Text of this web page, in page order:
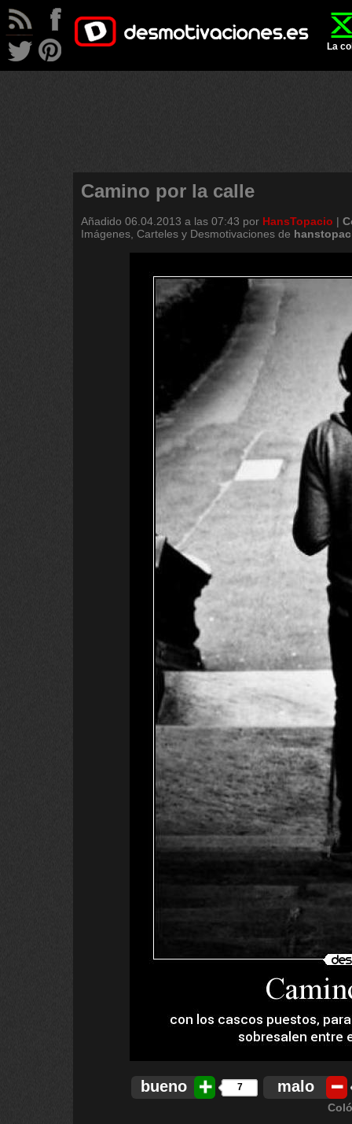
La
Camino por la calle
Añadido 06.04.2013 a las 07:43 por HansTopacio |
Imágenes, Carteles y Desmotivaciones de
bueno 7 malo